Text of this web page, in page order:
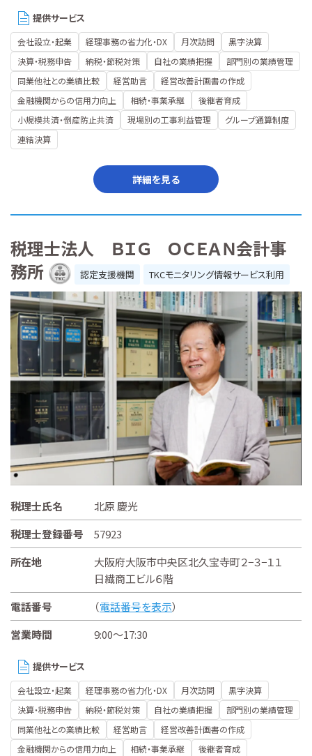
提供サービス
会社設立・起業 経理事務の省力化・DX 月次訪問
黒字決算
決算・税務申告
納税・節税対策 自社の業績把握
部門別の業績管理
同業他社との業績比較
経営助言
経営改善計画書の作成
金融機関からの信用力向上
相続・事業承継
後継者育成
小規模共済・倒産防止共済
現場別の工事利益管理
グループ通算制度
連結決算
詳細を見る
税理士法人 ＢＩＧ ＯＣＥＡＮ会計事
務所
認定支援機関 TKCモニタリング情報サービス利用
税理士氏名
北原 慶光
税理士登録番号
57923
所在地
大阪府大阪市中央区北久宝寺町２−３−１１
日繊商工ビル６階
電話番号
（電話番号を表示）
営業時間
9:00～17:30
提供サービス
会社設立・起業 経理事務の省力化・DX 月次訪問
黒字決算
決算・税務申告
納税・節税対策 自社の業績把握
部門別の業績管理
同業他社との業績比較
経営助言
経営改善計画書の作成
金融機関からの信用力向上
相続・事業承継
後継者育成